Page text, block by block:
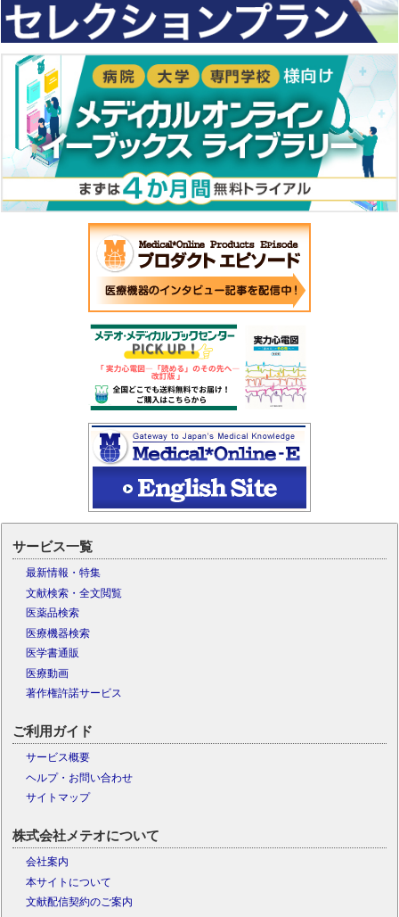
サービス一覧
最新情報・特集
文献検索・全文閲覧
医薬品検索
医療機器検索
医学書通販
医療動画
著作権許諾サービス
ご利用ガイド
サービス概要
ヘルプ・お問い合わせ
サイトマップ
株式会社メテオについて
会社案内
本サイトについて
文献配信契約のご案内